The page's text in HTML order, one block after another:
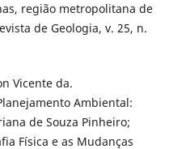
região metropolitana de
de Geologia, v. 25, n.
Vicente da.
Ambiental:
de Souza Pinheiro;
Física e as Mudanças